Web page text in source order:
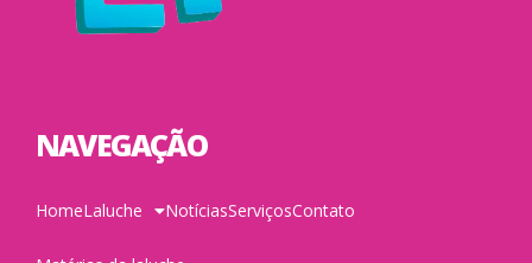
NAVEGAÇÃO
HomeLaluche NotíciasServiçosContato